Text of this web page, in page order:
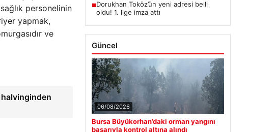
personelinin
yapmak,
ve
■Dorukhan Toköz’ün yeni adresi belli
oldu! 1. lige imza attı
Güncel
06/08/2026
Bursa Büyükorhan’daki orman yangını
başarıyla kontrol altına alındı